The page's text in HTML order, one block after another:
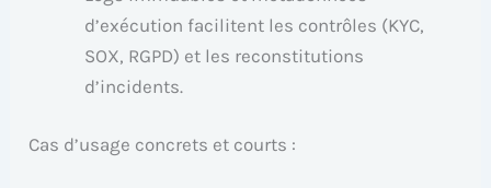
d’exécution facilitent les contrôles (KYC,
SOX, RGPD) et les reconstitutions
d’incidents.
Cas d’usage concrets et courts :